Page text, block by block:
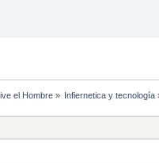
el Hombre» Infiernetica y tecnología